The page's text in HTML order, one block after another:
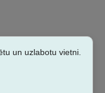
un uzlabotu vietni.